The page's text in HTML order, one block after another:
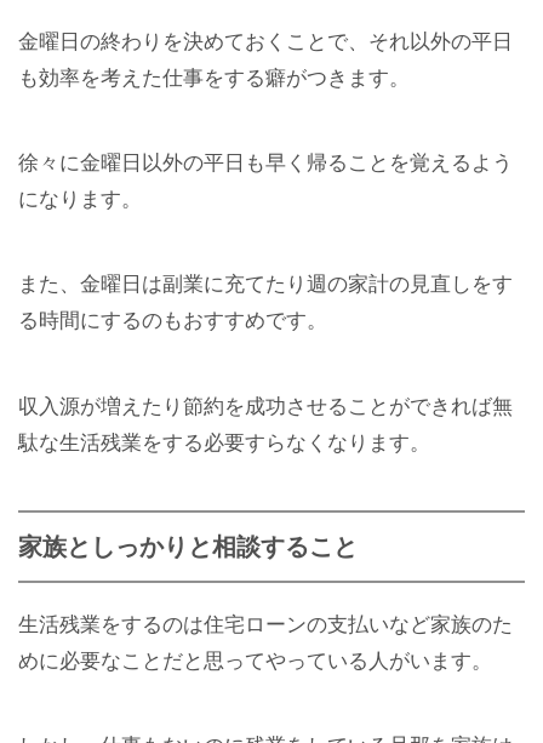
金曜日の終わりを決めておくことで、それ以外の平日
も効率を考えた仕事をする癖がつきます。
徐々に金曜日以外の平日も早く帰ることを覚えるよう
になります。
また、金曜日は副業に充てたり週の家計の見直しをす
る時間にするのもおすすめです。
収入源が増えたり節約を成功させることができれば無
駄な生活残業をする必要すらなくなります。
家族としっかりと相談すること
生活残業をするのは住宅ローンの支払いなど家族のた
めに必要なことだと思ってやっている人がいます。